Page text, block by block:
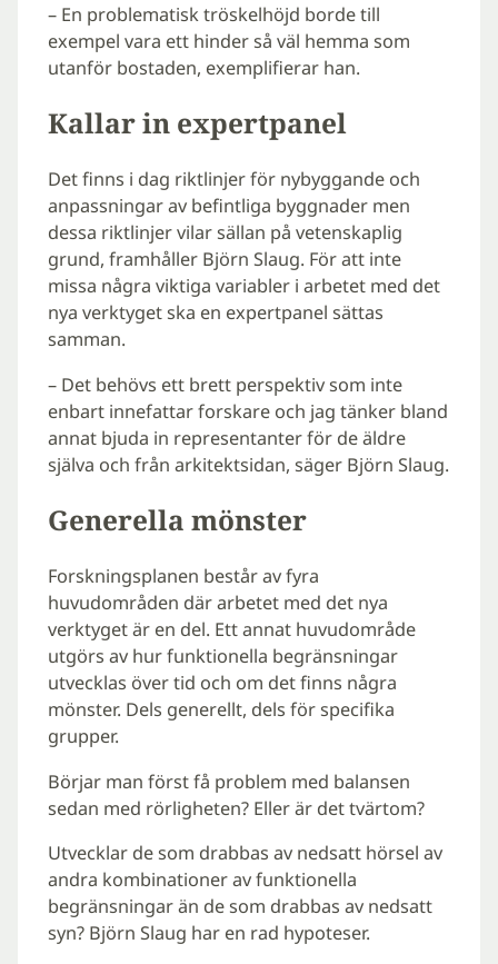
– En problematisk tröskelhöjd borde till
exempel vara ett hinder så väl hemma som
utanför bostaden, exemplifierar han.
Kallar in expertpanel
Det finns i dag riktlinjer för nybyggande och
anpassningar av befintliga byggnader men
dessa riktlinjer vilar sällan på vetenskaplig
grund, framhåller Björn Slaug. För att inte
missa några viktiga variabler i arbetet med det
nya verktyget ska en expertpanel sättas
samman.
– Det behövs ett brett perspektiv som inte
enbart innefattar forskare och jag tänker bland
annat bjuda in representanter för de äldre
själva och från arkitektsidan, säger Björn Slaug.
Generella mönster
Forskningsplanen består av fyra
huvudområden där arbetet med det nya
verktyget är en del. Ett annat huvudområde
utgörs av hur funktionella begränsningar
utvecklas över tid och om det finns några
mönster. Dels generellt, dels för specifika
grupper.
Börjar man först få problem med balansen
sedan med rörligheten? Eller är det tvärtom?
Utvecklar de som drabbas av nedsatt hörsel av
andra kombinationer av funktionella
begränsningar än de som drabbas av nedsatt
syn? Björn Slaug har en rad hypoteser.